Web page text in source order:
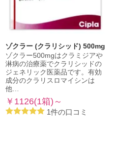
ゾクラー (クラリシッド) 500mg
ゾクラー500mgはクラミジアや
淋病の治療薬でクラリシッドの
ジェネリック医薬品です。有効
成分のクラリスロマイシンは
他…
￥1126(1箱)～
1件の口コミ